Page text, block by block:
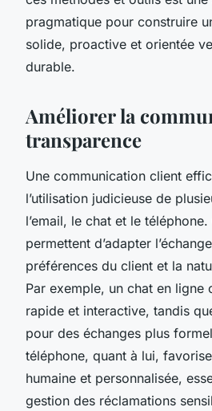
pragmatique pour construire
solide, proactive et orientée
durable.
Améliorer la
transparence
Une communication client
l’utilisation judicieuse de
l’email, le chat et le
permettent d’adapter
préférences du client et la
Par exemple, un chat en ligne
rapide et interactive, tandis
pour des échanges plus
téléphone, quant à lui,
humaine et personnalisée,
gestion des réclamations